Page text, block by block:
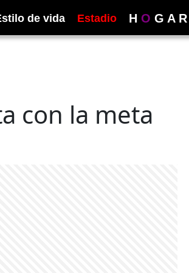
de vida Estadio H O G A R
con la meta